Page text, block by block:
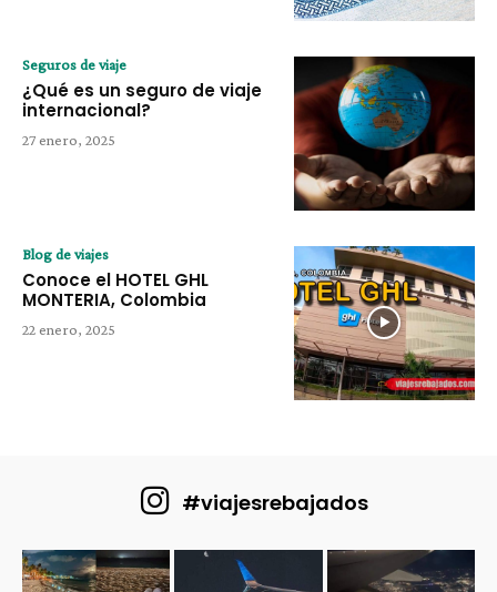
Seguros de viaje
¿Qué es un seguro de viaje
internacional?
27 enero, 2025
Blog de viajes
Conoce el HOTEL GHL
MONTERIA, Colombia
22 enero, 2025
#viajesrebajados